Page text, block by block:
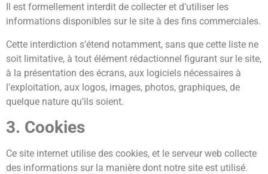
Il est formellement interdit de collecter et d’utiliser les
informations disponibles sur le site à des fins commerciales.
Cette interdiction s’étend notamment, sans que cette liste ne
soit limitative, à tout élément rédactionnel figurant sur le site,
à la présentation des écrans, aux logiciels nécessaires à
l’exploitation, aux logos, images, photos, graphiques, de
quelque nature qu’ils soient.
3. Cookies
Ce site internet utilise des cookies, et le serveur web collecte
des informations sur la manière dont notre site est utilisé.